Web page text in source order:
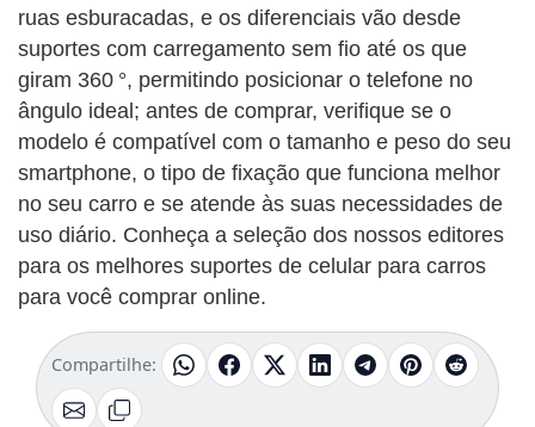
ruas esburacadas, e os diferenciais vão desde
suportes com carregamento sem fio até os que
giram 360 °, permitindo posicionar o telefone no
ângulo ideal; antes de comprar, verifique se o
modelo é compatível com o tamanho e peso do seu
smartphone, o tipo de fixação que funciona melhor
no seu carro e se atende às suas necessidades de
uso diário. Conheça a seleção dos nossos editores
para os melhores suportes de celular para carros
para você comprar online.
Compartilhe: